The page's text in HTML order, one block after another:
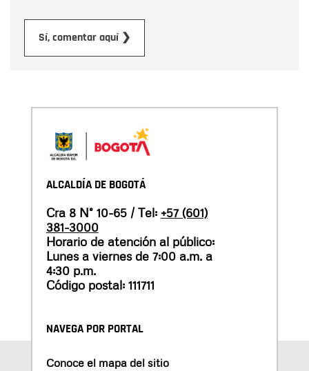
Sí, comentar aquí ❯
ALCALDÍA DE BOGOTÁ
Cra 8 N° 10-65 / Tel: +57 (601)
381-3000
Horario de atención al público:
Lunes a viernes de 7:00 a.m. a
4:30 p.m.
Código postal: 111711
NAVEGA POR PORTAL
Conoce el mapa del sitio